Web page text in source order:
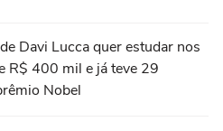
Davi Lucca quer estudar nos
R$ 400 mil e já teve 29
Nobel